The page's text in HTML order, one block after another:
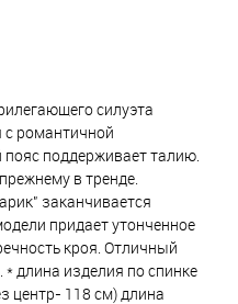
силуэта
с романтичной
поддерживает талию.
в тренде.
заканчивается
придает утонченное
кроя. Отличный
длина изделия по спинке
центр- 118 см) длина